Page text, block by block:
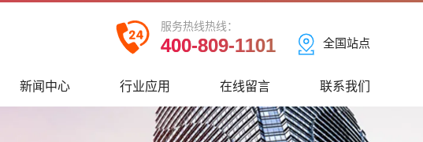
全国站点
服务热线热线：
400-809-1101
新闻中心 行业应用 在线留言 联系我们